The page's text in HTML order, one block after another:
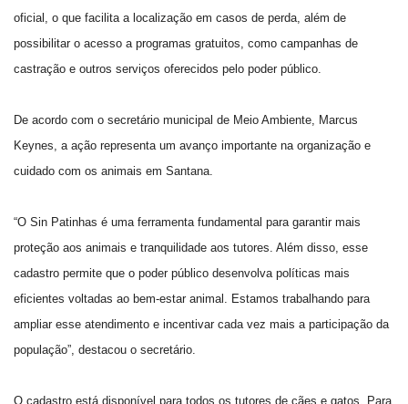
oficial, o que facilita a localização em casos de perda, além de
possibilitar o acesso a programas gratuitos, como campanhas de
castração e outros serviços oferecidos pelo poder público.
De acordo com o secretário municipal de Meio Ambiente, Marcus
Keynes, a ação representa um avanço importante na organização e
cuidado com os animais em Santana.
“O Sin Patinhas é uma ferramenta fundamental para garantir mais
proteção aos animais e tranquilidade aos tutores. Além disso, esse
cadastro permite que o poder público desenvolva políticas mais
eficientes voltadas ao bem-estar animal. Estamos trabalhando para
ampliar esse atendimento e incentivar cada vez mais a participação da
população”, destacou o secretário.
O cadastro está disponível para todos os tutores de cães e gatos. Para